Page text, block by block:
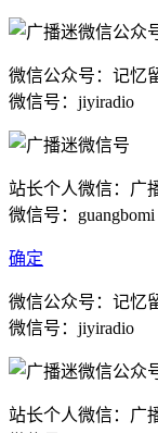
微信公众号：记忆
微信号：jiyiradio
站长个人微信：广
微信号：guangbomi
确定
微信公众号：记忆
微信号：jiyiradio
站长个人微信：广